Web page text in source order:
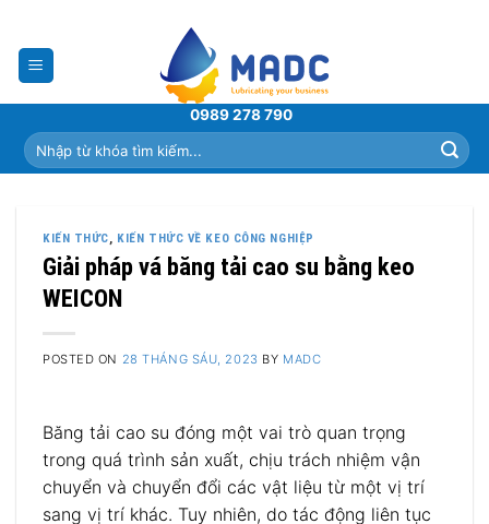
content
0989 278 790
Tìm
kiếm:
KIẾN THỨC, KIẾN THỨC VỀ KEO CÔNG NGHIỆP
Giải pháp vá băng tải cao su bằng keo
WEICON
POSTED ON 28 THÁNG SÁU, 2023 BY MADC
Băng tải cao su đóng một vai trò quan trọng
trong quá trình sản xuất, chịu trách nhiệm vận
chuyển và chuyển đổi các vật liệu từ một vị trí
sang vị trí khác. Tuy nhiên, do tác động liên tục